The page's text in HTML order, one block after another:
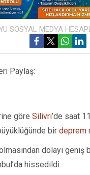
SOSYAL MEDYA
Paylaş:
göre Silivri’de saat
bir deprem
dolayı geniş
hissedildi.